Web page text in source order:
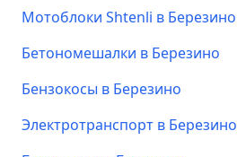
Мотоблоки Shtenli в Березино
Бетономешалки в Березино
Бензокосы в Березино
Электротранспорт в Березино